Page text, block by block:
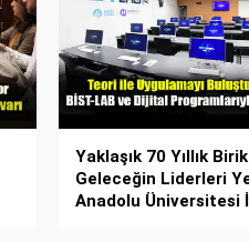
Yaklaşık 70 Yıllık
Geleceğin Liderleri
Anadolu Üniversitesi